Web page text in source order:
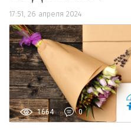
17:51, 26 апреля 2024
1664 0